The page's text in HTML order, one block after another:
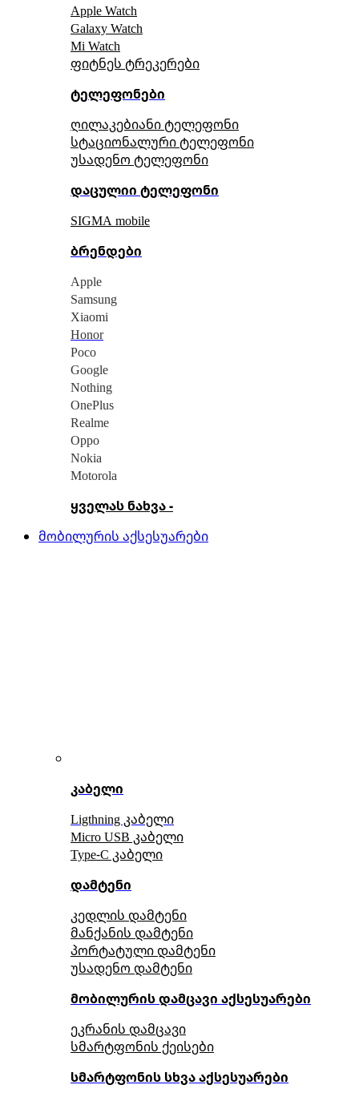
Apple Watch
Galaxy Watch
Mi Watch
ფიტნეს ტრეკერები
ტელეფონები
ღილაკებიანი ტელეფონი
სტაციონალური ტელეფონი
უსადენო ტელეფონი
დაცულიი ტელეფონი
SIGMA mobile
ბრენდები
Apple
Samsung
Xiaomi
Honor
Poco
Google
Nothing
OnePlus
Realme
Oppo
Nokia
Motorola
ყველას ნახვა -
მობილურის აქსესუარები
კაბელი
Ligthning კაბელი
Micro USB კაბელი
Type-C კაბელი
დამტენი
კედლის დამტენი
მანქანის დამტენი
პორტატული დამტენი
უსადენო დამტენი
მობილურის დამცავი აქსესუარები
ეკრანის დამცავი
სმარტფონის ქეისები
სმარტფონის სხვა აქსესუარები